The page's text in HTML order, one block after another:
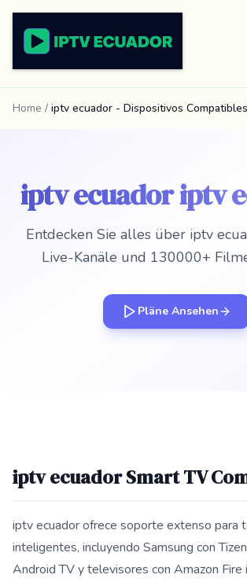
Home / iptv ecuador - Dispositivos Compatibles
iptv ecuador iptv
Entdecken Sie alles über iptv
Live-Kanäle und 130000+
Pläne Ansehen
iptv ecuador Smart TV
iptv ecuador ofrece soporte extenso para
inteligentes, incluyendo Samsung con
Android TV y televisores con Amazon Fire